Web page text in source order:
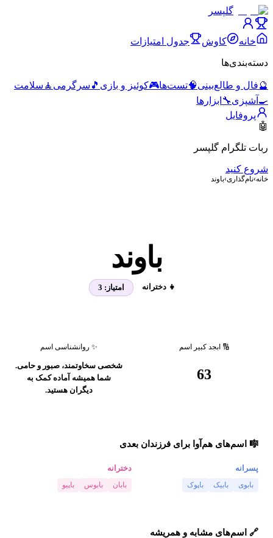
گلپسر
خانه کاوش جدول امتیازات
دسته‌بندی‌ها
🔮فال و طالع‌بینی🧠تست‌ها🎮کوئیز و بازی 🎵 سرگرمی 🧘 سلامت
🍳 آشپزی🔧 ابزارها
پروفایل
🤖
ربات تلگرام گلپسر
شروع کنید
خانه›نام‌گذاری›باوند
باوند
👧 دخترانه امتیاز: 3
🔢 ابجد کبیر اسم
63
✨ روانشناسی اسم
شخصی سخاوتمند، صبور و حامی.
شما همیشه آماده کمک به
دیگران هستید.
🎼 اسم‌های هم‌آوا برای فرزندان بعدی
پسرانه
بابوی بابیک باپوک
دخترانه
بابان بابوس باپیو
🔗 اسم‌های مشابه و همریشه